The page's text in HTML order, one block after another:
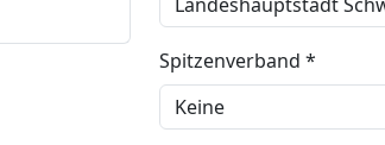
Spitzenverband *